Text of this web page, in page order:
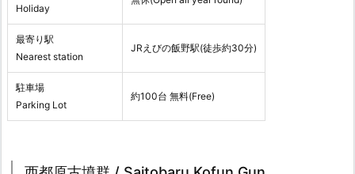
Holiday
最寄り駅
Nearest station
JRえびの飯野駅(徒歩約30分)
駐車場
Parking Lot
約100台 無料(Free)